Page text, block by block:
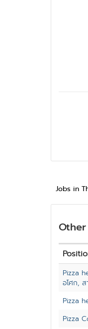
Jobs in
Pizza
อโศก, ส
Pizza
Pizza